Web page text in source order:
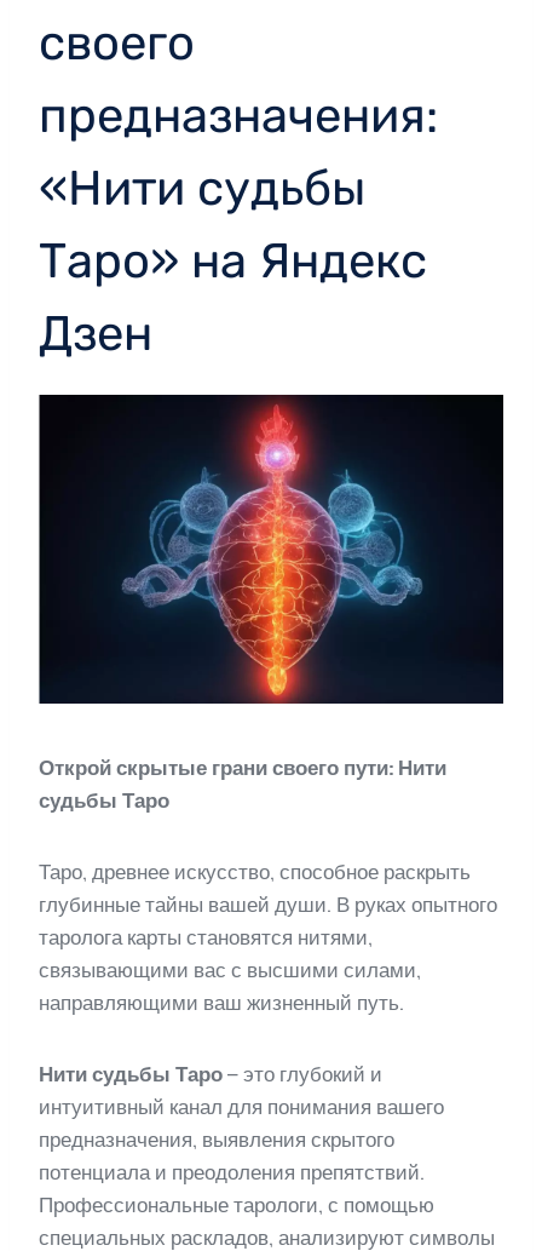
своего
предназначения:
«Нити судьбы
Таро» на Яндекс
Дзен
Открой скрытые грани своего пути: Нити
судьбы Таро
Таро, древнее искусство, способное раскрыть
глубинные тайны вашей души. В руках опытного
таролога карты становятся нитями,
связывающими вас с высшими силами,
направляющими ваш жизненный путь.
Нити судьбы Таро – это глубокий и
интуитивный канал для понимания вашего
предназначения, выявления скрытого
потенциала и преодоления препятствий.
Профессиональные тарологи, с помощью
специальных раскладов, анализируют символы